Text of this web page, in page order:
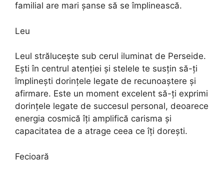
familial are mari șanse să se împlinească.
Leu
Leul strălucește sub cerul iluminat de Perseide.
Ești în centrul atenției și stelele te susțin să-ți
împlinești dorințele legate de recunoaștere și
afirmare. Este un moment excelent să-ți exprimi
dorințele legate de succesul personal, deoarece
energia cosmică îți amplifică carisma și
capacitatea de a atrage ceea ce îți dorești.
Fecioară